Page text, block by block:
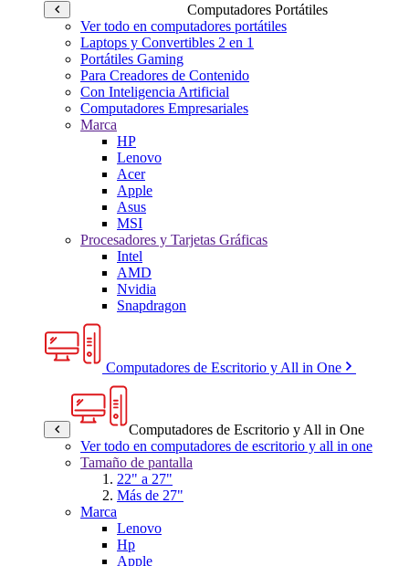
Computadores Portátiles
Ver todo en computadores portátiles
Laptops y Convertibles 2 en 1
Portátiles Gaming
Para Creadores de Contenido
Con Inteligencia Artificial
Computadores Empresariales
Marca
HP
Lenovo
Acer
Apple
Asus
MSI
Procesadores y Tarjetas Gráficas
Intel
AMD
Nvidia
Snapdragon
Computadores de Escritorio y All in One
Computadores de Escritorio y All in One
Ver todo en computadores de escritorio y all in one
Tamaño de pantalla
22" a 27"
Más de 27"
Marca
Lenovo
Hp
Apple